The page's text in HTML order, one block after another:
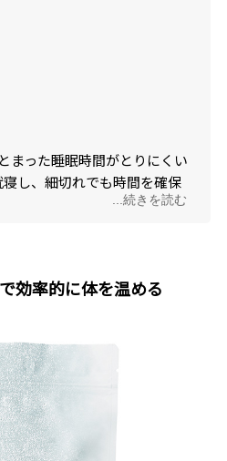
まった睡眠時間がとりにくい
し、細切れでも時間を確保
...続きを読む
効率的に体を温める